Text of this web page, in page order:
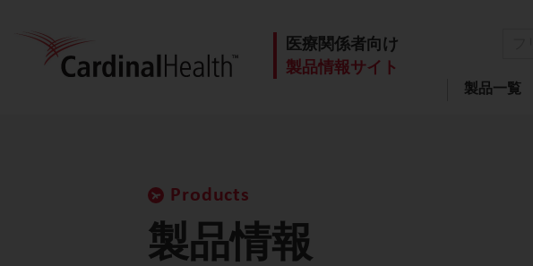
医療関係者向け
製品情報サイト
製品一覧
Products
製品情報